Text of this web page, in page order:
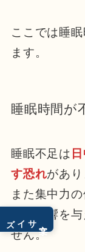
サイズ
ここでは睡
ます。
睡眠時間が
睡眠不足は
す恐れがあり
また集中力
に悪影響を
せん。